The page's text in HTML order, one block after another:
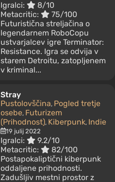
Igralci:
8/10
Metacritic:
75/100
Futuristična streljačina o
legendarnem RoboCopu
ustvarjalcev igre Terminator:
Resistance. Igra se odvija v
starem Detroitu, zatopljenem
v kriminal...
Stray
Pustolovščina, Pogled tretje
osebe, Futurizem
(Prihodnost), Kiberpunk, Indie
19 julij 2022
Igralci:
9.2/10
Metacritic:
82/100
Postapokaliptični kiberpunk
oddaljene prihodnosti.
Zadušljiv mestni prostor z